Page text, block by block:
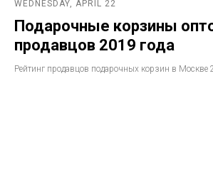
WEDNESDAY, APRIL 22
Подарочные корзины
продавцов 2019 года
Рейтинг продавцов подарочных корзин в Москве